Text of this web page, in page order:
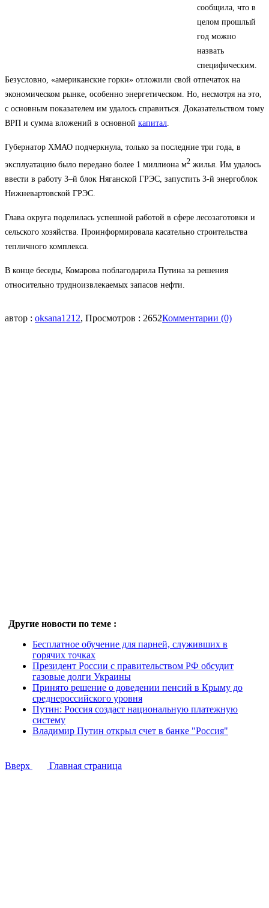
сообщила, что в
целом прошлый
год можно
назвать
специфическим.
Безусловно, «американские горки» отложили свой отпечаток на
экономическом рынке, особенно энергетическом. Но, несмотря на это,
с основным показателем им удалось справиться. Доказательством тому
ВРП и сумма вложений в основной капитал.
Губернатор ХМАО подчеркнула, только за последние три года, в
эксплуатацию было передано более 1 миллиона м2 жилья. Им удалось
ввести в работу 3–й блок Няганской ГРЭС, запустить 3-й энергоблок
Нижневартовской ГРЭС.
Глава округа поделилась успешной работой в сфере лесозаготовки и
сельского хозяйства. Проинформировала касательно строительства
тепличного комплекса.
В конце беседы, Комарова поблагодарила Путина за решения
относительно трудноизвлекаемых запасов нефти.
автор : oksana1212, Просмотров : 2652Комментарии (0)
Другие новости по теме :
Бесплатное обучение для парней, служивших в
горячих точках
Президент России с правительством РФ обсудит
газовые долги Украины
Принято решение о доведении пенсий в Крыму до
среднероссийского уровня
Путин: Россия создаст национальную платежную
систему
Владимир Путин открыл счет в банке "Россия"
Вверх Главная страница